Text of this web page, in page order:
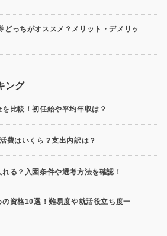
どっちがオススメ？メリット・デメリッ
ング
比較！初任給や平均年収は？
費はいくら？支出内訳は？
る？入園条件や選考方法を確認！
資格10選！難易度や就活役立ち度一